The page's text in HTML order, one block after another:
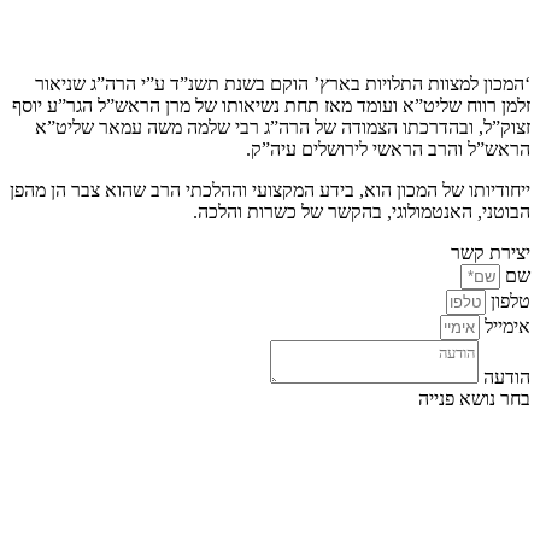
‘המכון למצוות התלויות בארץ’ הוקם בשנת תשנ”ד ע”י הרה”ג שניאור
זלמן רווח שליט”א ועומד מאז תחת נשיאותו של מרן הראש”ל הגר”ע יוסף
זצוק”ל, ובהדרכתו הצמודה של הרה”ג רבי שלמה משה עמאר שליט”א
הראש”ל והרב הראשי לירושלים עיה”ק.
ייחודיותו של המכון הוא, בידע המקצועי וההלכתי הרב שהוא צבר הן מהפן
הבוטני, האנטמולוגי, בהקשר של כשרות והלכה.
יצירת קשר
שם
טלפון
אימייל
הודעה
בחר נושא פנייה